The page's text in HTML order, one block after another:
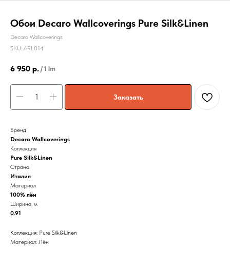
Обои Decaro Wallcoverings Pure Silk&Linen
Decaro Wallcoverings
SKU: ARL014
6 950 р. / 1 lm
Заказать
Бренд
Decaro Wallcoverings
Коллекция
Pure Silk&Linen
Страна
Италия
Материал
100% лён
Ширина, м
0.91
Коллекция: Pure Silk&Linen
Материал: Лён